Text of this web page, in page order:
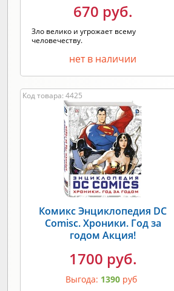
670 руб.
Зло велико и угрожает всему
человечеству.
нет в наличии
Код товара: 4425
Комикс Энциклопедия DC
Comisc. Хроники. Год за
годом Акция!
1700 руб.
Выгода: 1390руб